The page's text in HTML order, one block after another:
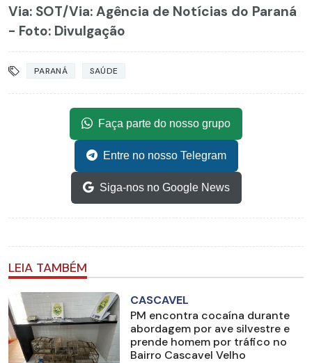
Via: SOT/Via: Agência de Notícias do Paraná
- Foto: Divulgação
PARANÁ SAÚDE
Faça parte do nosso grupo
Entre no nosso Telegram
Siga-nos no Google News
LEIA TAMBÉM
CASCAVEL
PM encontra cocaína durante
abordagem por ave silvestre e
prende homem por tráfico no
Bairro Cascavel Velho